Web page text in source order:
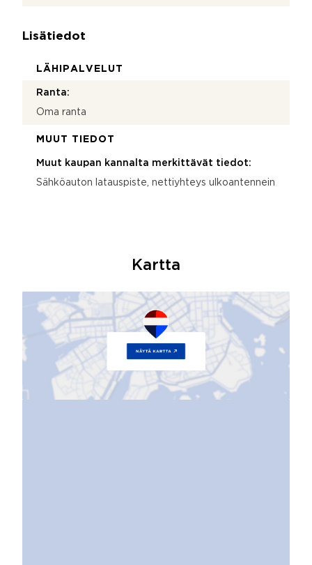
Lisätiedot
LÄHIPALVELUT
Ranta:
Oma ranta
MUUT TIEDOT
Muut kaupan kannalta merkittävät tiedot:
Sähköauton latauspiste, nettiyhteys ulkoantennein
Kartta